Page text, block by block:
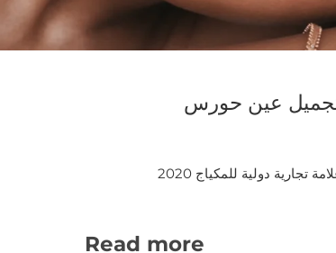
عين حورس
تجارية دولية للمكياج 2020
Read more